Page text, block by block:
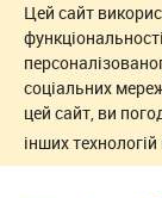
Цей сайт
соціальних
цей сайт, ви
інших